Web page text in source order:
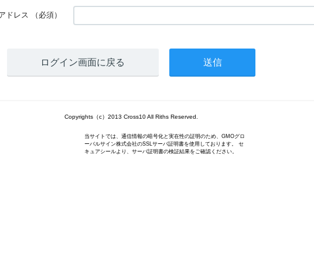
ドレス （必須）
ログイン画面に戻る
Copyrights（c）2013 Cross10 All Riths Reserved.
当サイトでは、通信情報の暗号化と実在性の証明のため、GMOグロ
ーバルサイン株式会社のSSLサーバ証明書を使用しております。 セ
キュアシールより、サーバ証明書の検証結果をご確認ください。